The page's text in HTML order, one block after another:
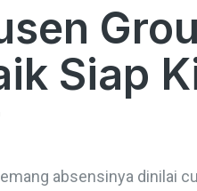
Siap
absensinya dinilai